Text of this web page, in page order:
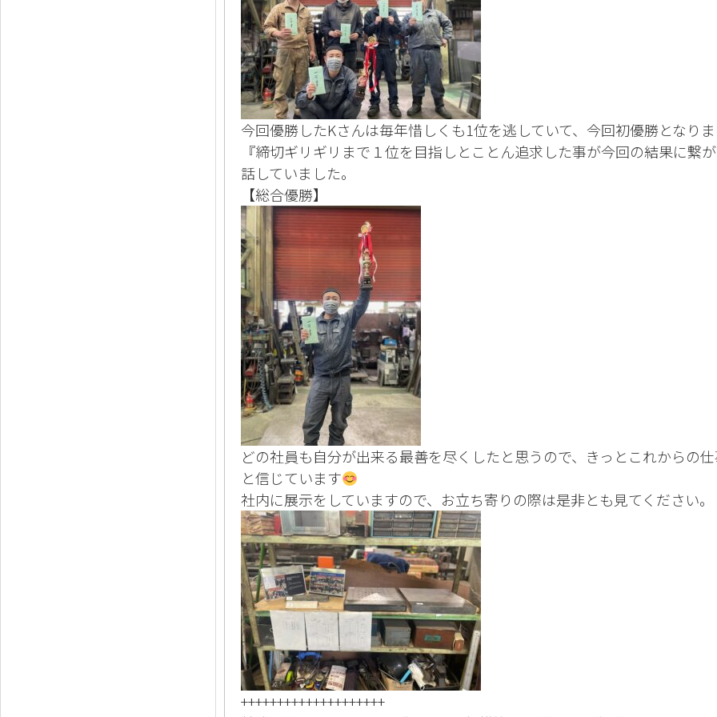
今回優勝したKさんは毎年惜しくも1位を逃していて、今回初優勝となり
『締切ギリギリまで１位を目指しとことん追求した事が今回の結果に繋
話していました。
【総合優勝】
どの社員も自分が出来る最善を尽くしたと思うので、きっとこれからの
と信じています
社内に展示をしていますので、お立ち寄りの際は是非とも見てください。
++++++++++++++++++++